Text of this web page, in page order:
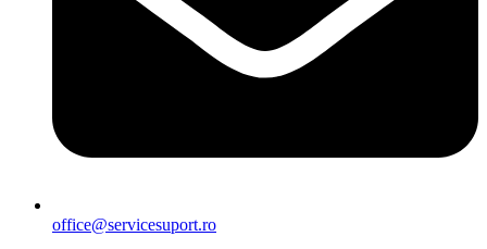
office@servicesuport.ro